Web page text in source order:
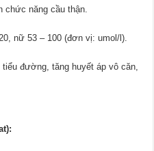
chức năng cầu thận.
nữ 53 – 100 (đơn vị: umol/l).
đường, tăng huyết áp vô căn,